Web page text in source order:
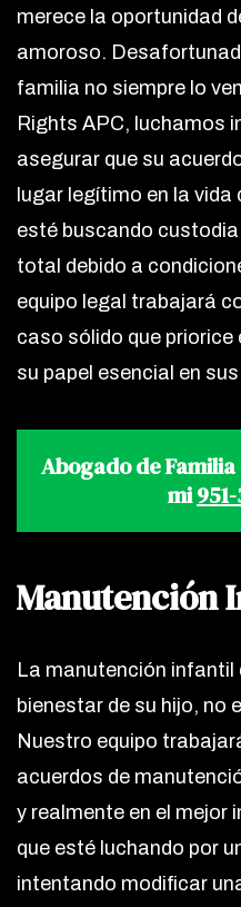
merece la oportunidad
amoroso.
familia no siempre lo
Rights APC, luchamos
asegurar que su
lugar legítimo en la vida
esté buscando
total debido a
equipo legal trabajará
caso sólido que priorice
su papel esencial en
Abogado de
mi
Manutención
La manutención infantil
bienestar de su hijo, no
Nuestro equipo
acuerdos de
y realmente en el mejor
que esté luchando por
intentando modificar